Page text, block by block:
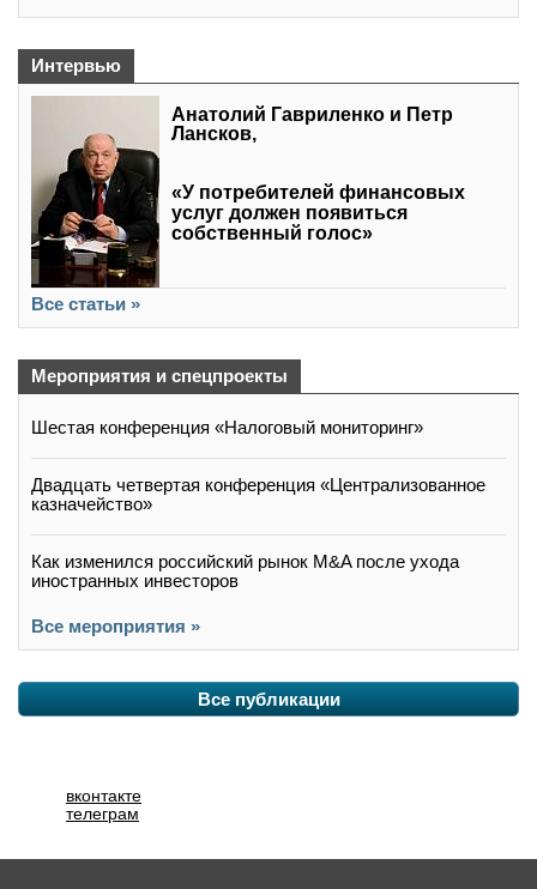
Интервью
Анатолий Гавриленко и Петр
Лансков,
«У потребителей финансовых
услуг должен появиться
собственный голос»
Все статьи »
Мероприятия и спецпроекты
Шестая конференция «Налоговый мониторинг»
Двадцать четвертая конференция «Централизованное
казначейство»
Как изменился российский рынок M&A после ухода
иностранных инвесторов
Все мероприятия »
Все публикации
вконтакте
телеграм